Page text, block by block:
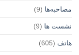
مصاحبه‌ها (9)
نشست ها (9)
هاتف (605)